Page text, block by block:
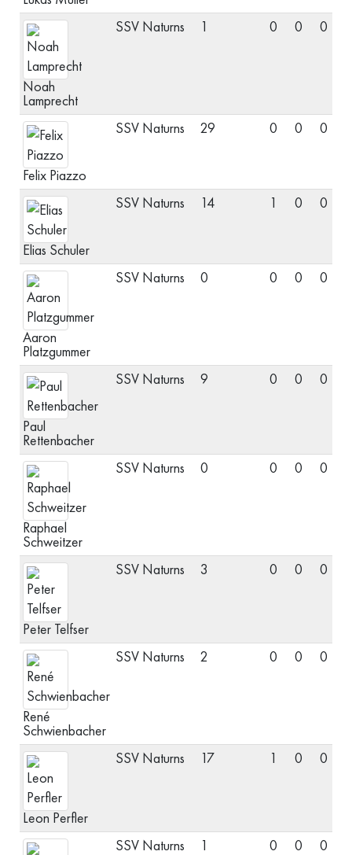
Noah
Lamprecht
SSV Naturns 1 0 0 0
Felix Piazzo
SSV Naturns 29 0 0 0
Elias Schuler
SSV Naturns 14 1 0 0
Aaron
Platzgummer
SSV Naturns 0 0 0 0
Paul
Rettenbacher
SSV Naturns 9 0 0 0
Raphael
Schweitzer
SSV Naturns 0 0 0 0
Peter Telfser
SSV Naturns 3 0 0 0
René
Schwienbacher
SSV Naturns 2 0 0 0
Leon Perfler
SSV Naturns 17 1 0 0
SSV Naturns 1 0 0 0